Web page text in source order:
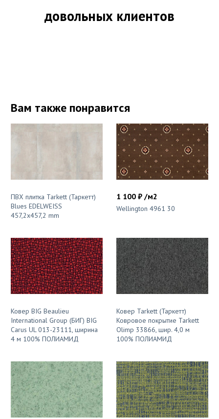
довольных клиентов
Вам также понравится
ПВХ плитка Tarkett (Таркетт)
Blues EDELWEISS
457,2x457,2 mm
1 100 ₽ /м2
Wellington 4961 30
Ковер BIG Beaulieu
International Group (БИГ) BIG
Carus UL 013-23111, ширина
4 м 100% ПОЛИАМИД
Ковер Tarkett (Таркетт)
Ковровое покрытие Tarkett
Olimp 33866, шир. 4,0 м
100% ПОЛИАМИД